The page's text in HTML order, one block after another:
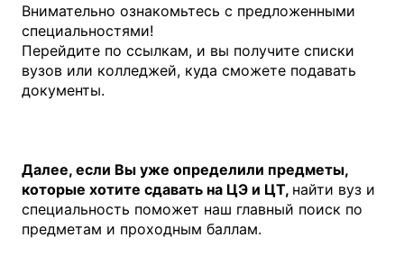
Внимательно ознакомьтесь с предложенными
специальностями!
Перейдите по ссылкам, и вы получите списки
вузов или колледжей, куда сможете подавать
документы.
Далее, если Вы уже определили предметы,
которые хотите сдавать на ЦЭ и ЦТ, найти вуз и
специальность поможет наш главный поиск по
предметам и проходным баллам.